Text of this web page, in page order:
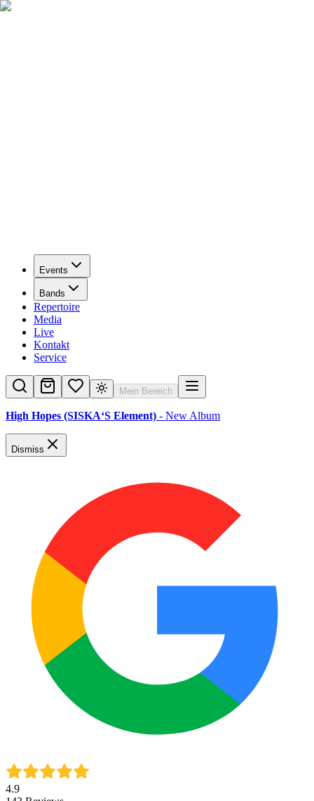
Events
Bands
Repertoire
Media
Live
Kontakt
Service
Mein Bereich
High Hopes (SISKA‘S Element) - New Album
Dismiss
4.9